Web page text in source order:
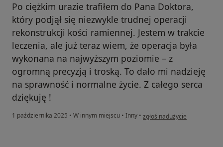
Po ciężkim urazie trafiłem do Pana Doktora,
który podjął się niezwykle trudnej operacji
rekonstrukcji kości ramiennej. Jestem w trakcie
leczenia, ale już teraz wiem, że operacja była
wykonana na najwyższym poziomie – z
ogromną precyzją i troską. To dało mi nadzieję
na sprawność i normalne życie. Z całego serca
dziękuję !
1 października 2025 • W innym miejscu • Inny • w opinii użytkownika Damian
zgłoś nadużycie